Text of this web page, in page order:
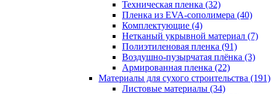
Техническая пленка (32)
Пленка из EVA-сополимера (40)
Комплектующие (4)
Нетканый укрывной материал (7)
Полиэтиленовая пленка (91)
Воздушно-пузырчатая плёнка (3)
Армированная пленка (22)
Материалы для сухого строительства (191)
Листовые материалы (34)